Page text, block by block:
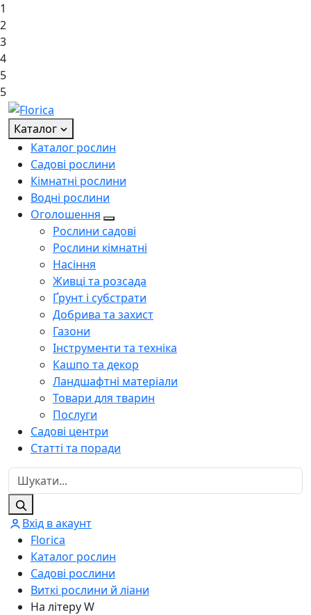
1
2
3
4
5
5
Каталог
Каталог рослин
Садові рослини
Кімнатні рослини
Водні рослини
Оголошення
Рослини садові
Рослини кімнатні
Насіння
Живці та розсада
Ґрунт і субстрати
Добрива та захист
Газони
Інструменти та техніка
Кашпо та декор
Ландшафтні матеріали
Товари для тварин
Послуги
Садові центри
Статті та поради
Вхід в акаунт
Florica
Каталог рослин
Садові рослини
Виткі рослини й ліани
На літеру W